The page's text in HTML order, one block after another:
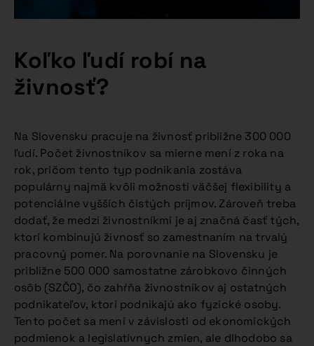
Koľko ľudí robí na
živnosť?
Na Slovensku pracuje na živnosť približne 300 000
ľudí. Počet živnostníkov sa mierne mení z roka na
rok, pričom tento typ podnikania zostáva
populárny najmä kvôli možnosti väčšej flexibility a
potenciálne vyšších čistých príjmov. Zároveň treba
dodať, že medzi živnostníkmi je aj značná časť tých,
ktorí kombinujú živnosť so zamestnaním na trvalý
pracovný pomer​. Na porovnanie na Slovensku je
približne 500 000 samostatne zárobkovo činných
osôb (SZČO), čo zahŕňa živnostníkov aj ostatných
podnikateľov, ktorí podnikajú ako fyzické osoby.
Tento počet sa mení v závislosti od ekonomických
podmienok a legislatívnych zmien, ale dlhodobo sa